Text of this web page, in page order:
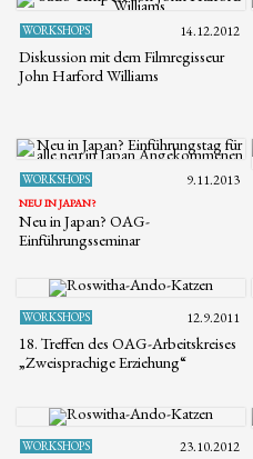
WORKSHOPS 14.12.2012
Diskussion mit dem Filmregisseur
John Harford Williams
WORKSHOPS 9.11.2013
NEU IN JAPAN?
Neu in Japan? OAG-
Einführungsseminar
WORKSHOPS 12.9.2011
18. Treffen des OAG-Arbeitskreises
„Zweisprachige Erziehung“
WORKSHOPS 23.10.2012